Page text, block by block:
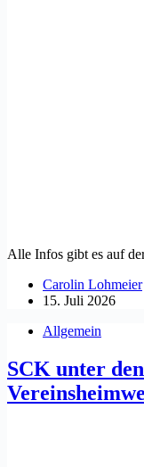
Alle Infos gibt es auf
Carolin Lohmeier
15. Juli 2026
Allgemein
SCK unter